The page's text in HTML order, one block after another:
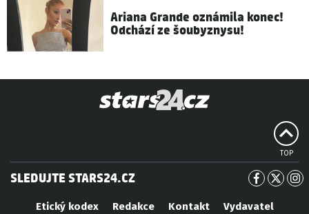
Ariana Grande oznámila konec!
Odchází ze šoubyznysu!
TOP
SLEDUJTE STARS24.CZ
Etický kodex Redakce Kontakt
Vydavatel